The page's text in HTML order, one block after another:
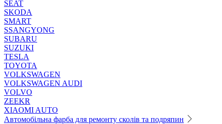
SEAT
SKODA
SMART
SSANGYONG
SUBARU
SUZUKI
TESLA
TOYOTA
VOLKSWAGEN
VOLKSWAGEN AUDI
VOLVO
ZEEKR
XIAOMI AUTO
Автомобільна фарба для ремонту сколів та подряпин